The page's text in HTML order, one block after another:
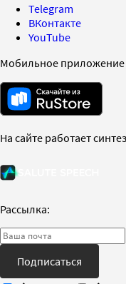
Telegram
ВКонтакте
YouTube
Мобильное приложение
На сайте работает
Рассылка:
Подписаться